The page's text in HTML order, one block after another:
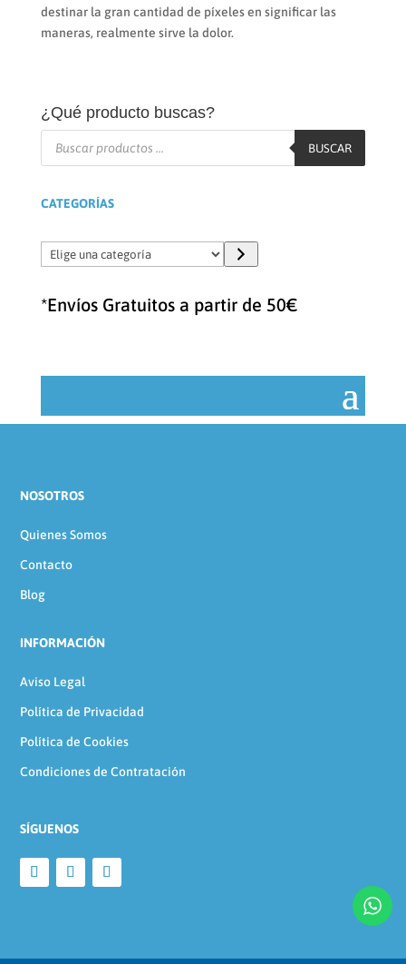
destinar la gran cantidad de píxeles en significar las
maneras, realmente sirve la dolor.
¿Qué producto buscas?
Búsqueda
BUSCAR
CATEGORÍAS
Elige
una
*Envíos Gratuitos a partir de 50€
NOSOTROS
Quienes Somos
Contacto
Blog
INFORMACIÓN
Aviso Legal
Política de Privacidad
Política de Cookies
Condiciones de Contratación
SÍGUENOS